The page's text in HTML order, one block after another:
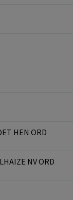
HEN ORD
NV ORD